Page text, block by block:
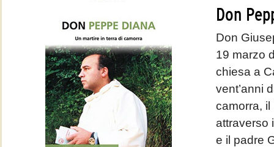
Don
Don
19 marzo
chiesa a
vent’anni
camorra, il
attraverso
e il padre